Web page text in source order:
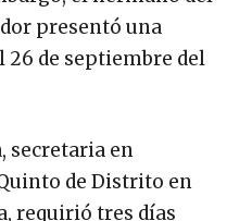
presentó una
26 de septiembre del
secretaria en
de Distrito en
requirió tres días